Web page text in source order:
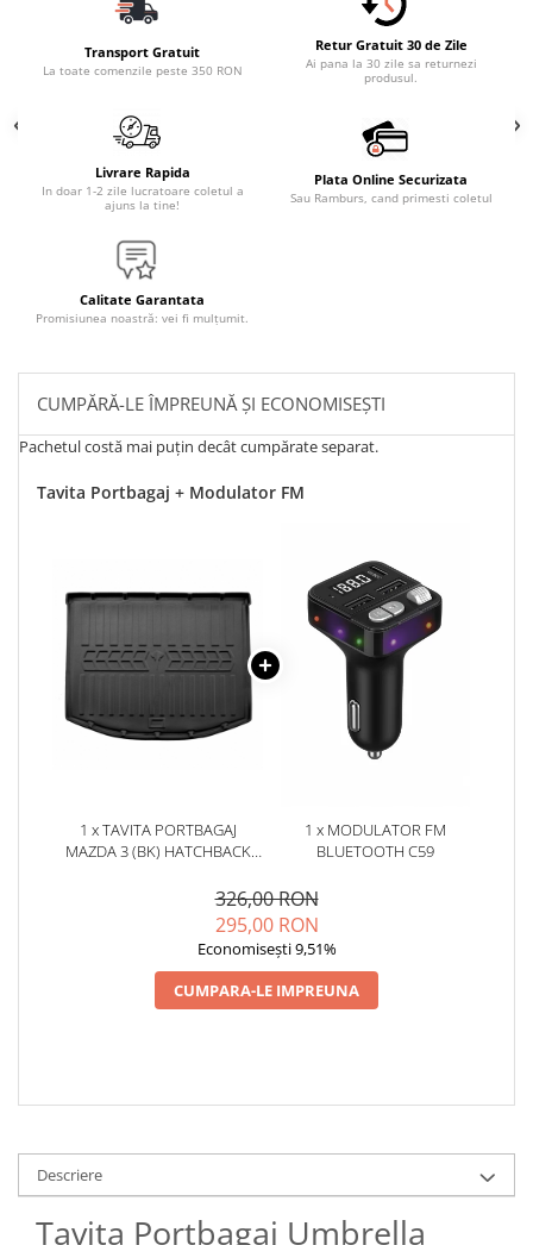
Transport Gratuit
La toate comenzile peste 350 RON
Retur Gratuit 30 de Zile
Ai pana la 30 zile sa returnezi
produsul.
Livrare Rapida
In doar 1-2 zile lucratoare coletul a
ajuns la tine!
Plata Online Securizata
Sau Ramburs, cand primesti coletul
Calitate Garantata
Promisiunea noastră: vei fi mulțumit.
CUMPĂRĂ-LE ÎMPREUNĂ ȘI ECONOMISEȘTI
Pachetul costă mai puțin decât cumpărate separat.
Tavita Portbagaj + Modulator FM
1 x TAVITA PORTBAGAJ
MAZDA 3 (BK) HATCHBACK
1 x MODULATOR FM
BLUETOOTH C59
326,00 RON
295,00 RON
Economisești 9,51%
CUMPARA-LE IMPREUNA
Descriere
Tavita Portbagaj Umbrella